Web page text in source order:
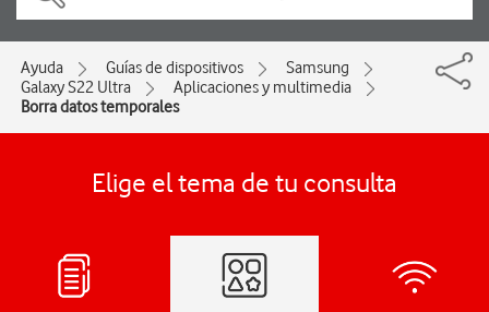
Ayuda Guías de dispositivos
Samsung
Galaxy S22 Ultra
Aplicaciones y multimedia
Borra datos temporales
Elige el tema de tu consulta